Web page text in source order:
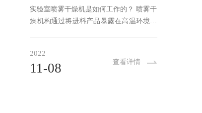
实验室喷雾干燥机是如何工作的？ 喷雾干
燥机构通过将进料产品暴露在高温环境中
颗粒收集。液体供应首先通过雾化器供
给，雾化器将液体分……
2022
11-08 查看详情